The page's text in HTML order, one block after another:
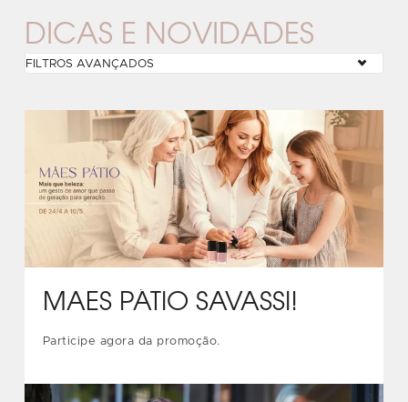
DICAS E NOVIDADES
FILTROS AVANÇADOS
MÃES PÁTIO SAVASSI!
Participe agora da promoção.